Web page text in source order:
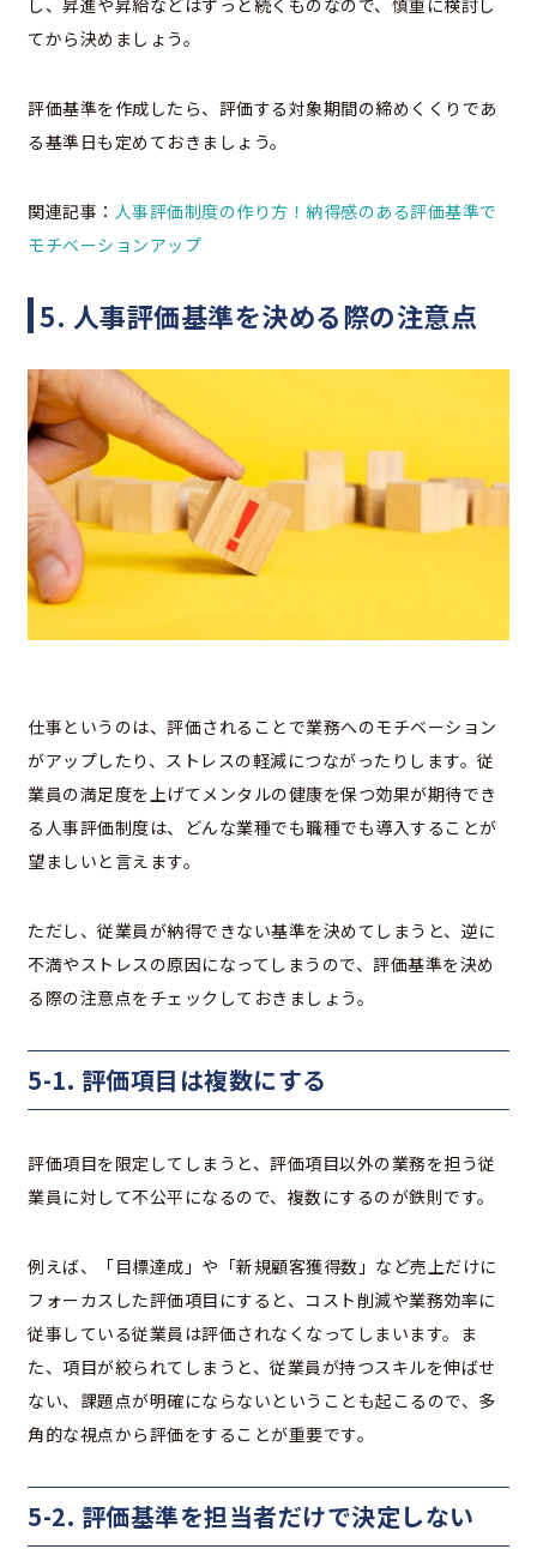
てから決めましょう。
評価基準を作成したら、評価する対象期間の締めくくりであ
る基準日も定めておきましょう。
関連記事： 人事評価制度の作り方！納得感のある評価基準で
モチベーションアップ
5. 人事評価基準を決める際の注意点
仕事というのは、評価されることで業務へのモチベーション
がアップしたり、ストレスの軽減につながったりします。従
業員の満足度を上げてメンタルの健康を保つ効果が期待でき
る人事評価制度は、どんな業種でも職種でも導入することが
望ましいと言えます。
ただし、従業員が納得できない基準を決めてしまうと、逆に
不満やストレスの原因になってしまうので、評価基準を決め
る際の注意点をチェックしておきましょう。
5-1. 評価項目は複数にする
評価項目を限定してしまうと、評価項目以外の業務を担う従
業員に対して不公平になるので、複数にするのが鉄則です。
例えば、「目標達成」や「新規顧客獲得数」など売上だけに
フォーカスした評価項目にすると、コスト削減や業務効率に
従事している従業員は評価されなくなってしまいます。ま
た、項目が絞られてしまうと、従業員が持つスキルを伸ばせ
ない、課題点が明確にならないということも起こるので、多
角的な視点から評価をすることが重要です。
5-2. 評価基準を担当者だけで決定しない